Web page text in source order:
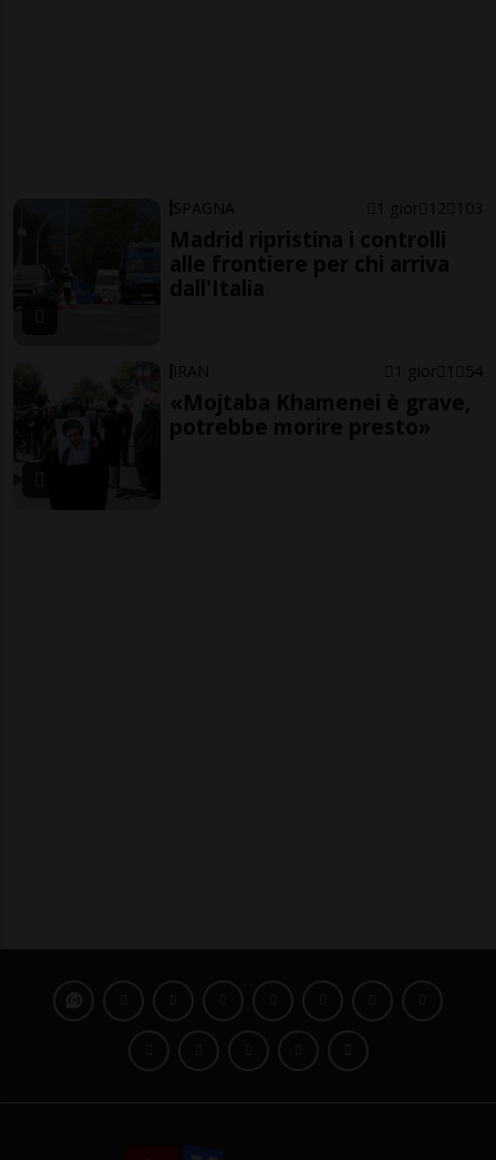
SPAGNA 1 gior 12 103
Madrid ripristina i controlli
alle frontiere per chi arriva
dall'Italia
IRAN 1 gior 1 54
«Mojtaba Khamenei è grave,
potrebbe morire presto»